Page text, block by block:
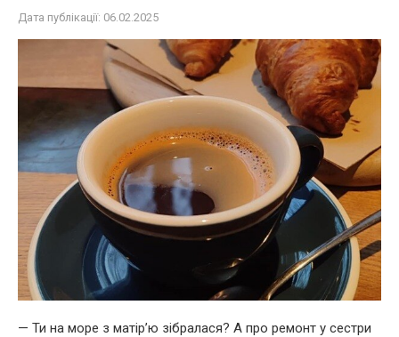
Дата публікації: 06.02.2025
— Ти на море з матір’ю зібралася? А про ремонт у сестри